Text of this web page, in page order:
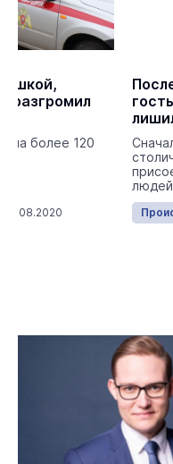
разгромил
более 120